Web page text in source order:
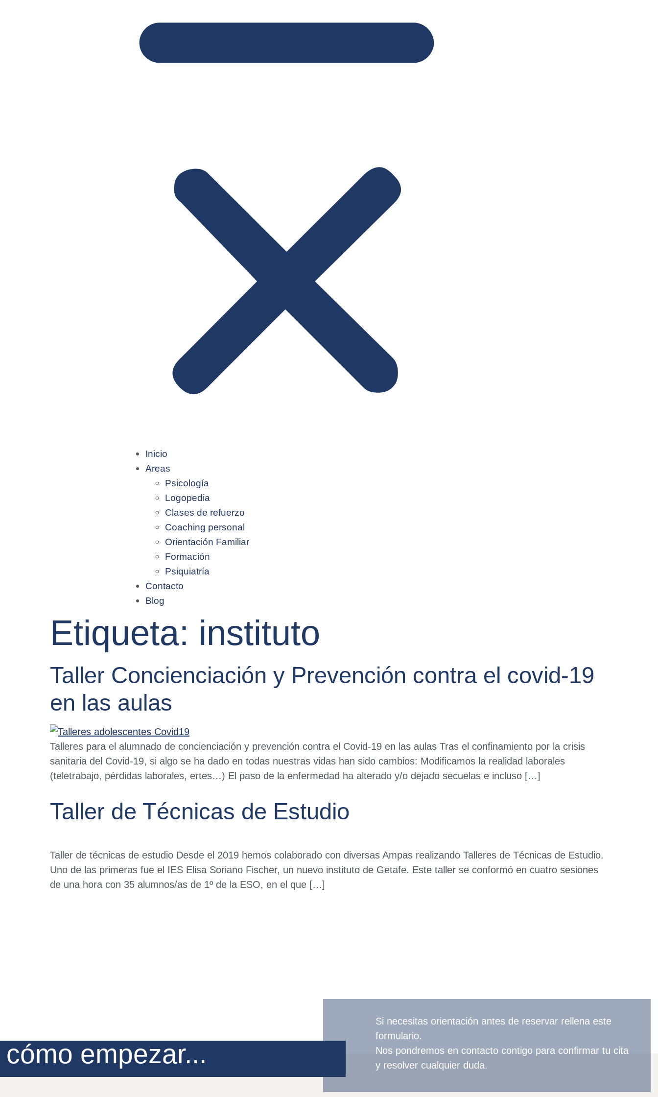
Inicio
Areas
Psicología
Logopedia
Clases de refuerzo
Coaching personal
Orientación Familiar
Formación
Psiquiatría
Contacto
Blog
Etiqueta: instituto
Taller Concienciación y Prevención contra el covid-19
en las aulas
Talleres para el alumnado de concienciación y prevención contra el Covid-19 en las aulas Tras el confinamiento por la crisis
sanitaria del Covid-19, si algo se ha dado en todas nuestras vidas han sido cambios: Modificamos la realidad laborales
(teletrabajo, pérdidas laborales, ertes…) El paso de la enfermedad ha alterado y/o dejado secuelas e incluso […]
Taller de Técnicas de Estudio
Taller de técnicas de estudio Desde el 2019 hemos colaborado con diversas Ampas realizando Talleres de Técnicas de Estudio.
Uno de las primeras fue el IES Elisa Soriano Fischer, un nuevo instituto de Getafe. Este taller se conformó en cuatro sesiones
de una hora con 35 alumnos/as de 1º de la ESO, en el que […]
empezar...
Si necesitas orientación antes de reservar rellena este
formulario.
Nos pondremos en contacto contigo para confirmar tu cita
y resolver cualquier duda.